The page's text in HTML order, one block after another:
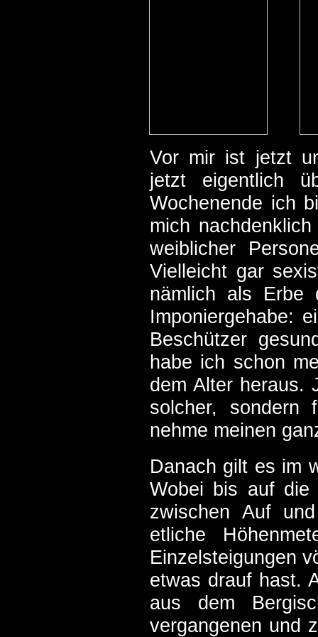
Vor mir ist jetzt
jetzt eigentlich
Wochenende ich
mich
weiblicher
Vielleicht gar
nämlich als Erbe
Imponiergehabe:
Beschützer
habe ich schon
dem Alter heraus.
solcher, sondern
nehme meinen
Danach gilt es im
Wobei bis auf die
zwischen Auf
etliche
Einzelsteigungen
etwas drauf hast.
aus dem
vergangenen und